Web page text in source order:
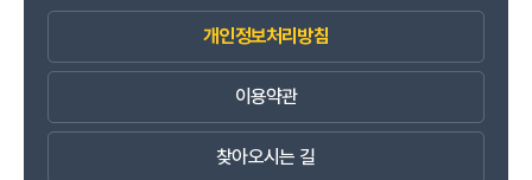
개인정보처리방침
이용약관
찾아오시는 길